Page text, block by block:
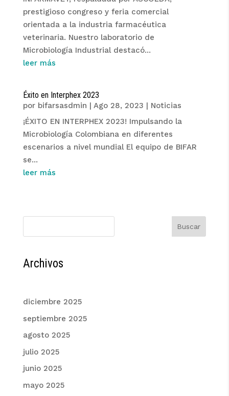
prestigioso congreso y feria comercial
orientada a la industria farmacéutica
veterinaria. Nuestro laboratorio de
Microbiología Industrial destacó...
leer más
Éxito en Interphex 2023
por bifarsasdmin | Ago 28, 2023 | Noticias
¡ÉXITO EN INTERPHEX 2023! Impulsando la
Microbiología Colombiana en diferentes
escenarios a nivel mundial El equipo de BIFAR
se...
leer más
Buscar
Archivos
diciembre 2025
septiembre 2025
agosto 2025
julio 2025
junio 2025
mayo 2025